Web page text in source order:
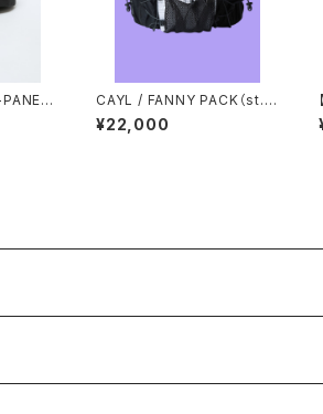
CAYL / FANNY PACK（st.v
alley house exclusive m
odel）
¥22,000